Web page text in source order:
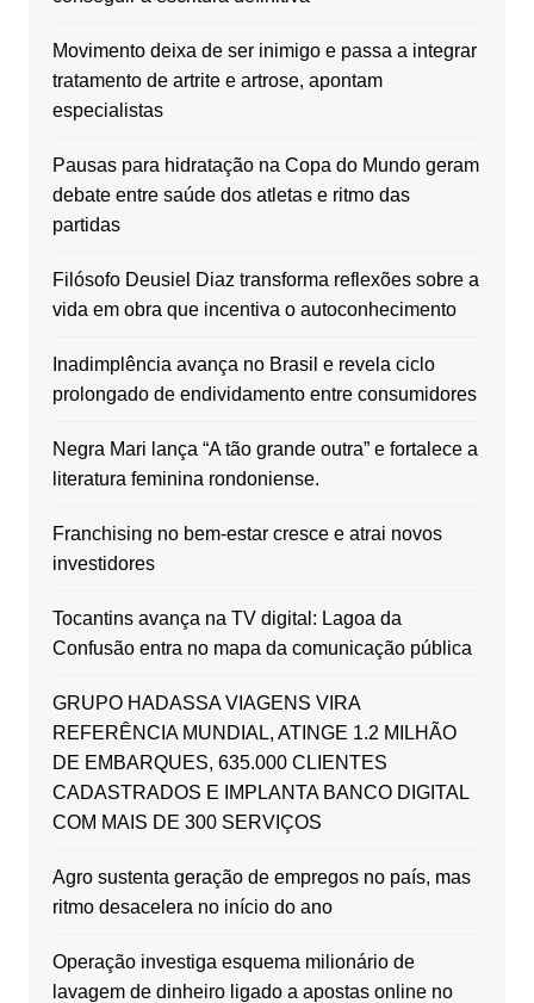
Movimento deixa de ser inimigo e passa a integrar
tratamento de artrite e artrose, apontam
especialistas
Pausas para hidratação na Copa do Mundo geram
debate entre saúde dos atletas e ritmo das
partidas
Filósofo Deusiel Diaz transforma reflexões sobre a
vida em obra que incentiva o autoconhecimento
Inadimplência avança no Brasil e revela ciclo
prolongado de endividamento entre consumidores
Negra Mari lança “A tão grande outra” e fortalece a
literatura feminina rondoniense.
Franchising no bem-estar cresce e atrai novos
investidores
Tocantins avança na TV digital: Lagoa da
Confusão entra no mapa da comunicação pública
GRUPO HADASSA VIAGENS VIRA
REFERÊNCIA MUNDIAL, ATINGE 1.2 MILHÃO
DE EMBARQUES, 635.000 CLIENTES
CADASTRADOS E IMPLANTA BANCO DIGITAL
COM MAIS DE 300 SERVIÇOS
Agro sustenta geração de empregos no país, mas
ritmo desacelera no início do ano
Operação investiga esquema milionário de
lavagem de dinheiro ligado a apostas online no